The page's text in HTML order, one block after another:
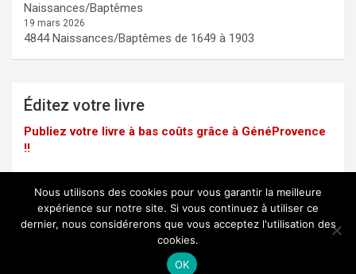
Naissances/Baptêmes
19 mars 2026
4844 Naissances/Baptêmes de 1649 à 1903
Éditez votre livre
Publiez votre livre à bas coûts grâce à GénéProvence
!!
Mentions légales
Copyright © 2025 - GénéProvence
Nous utilisons des cookies pour vous garantir la meilleure
expérience sur notre site. Si vous continuez à utiliser ce
dernier, nous considérerons que vous acceptez l'utilisation des
cookies.
OK